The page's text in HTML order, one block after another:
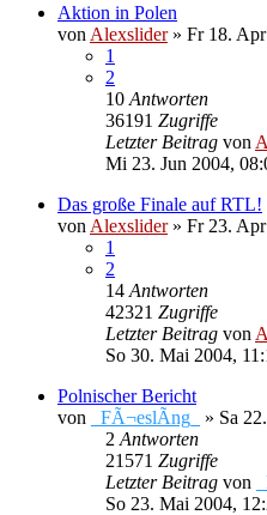
Aktion in Polen
von Alexslider» Fr 18.
1
2
10 Antworten
36191 Zugriffe
Letzter Beitrag von
Mi 23. Jun 2004,
Das große Finale auf RTL!
von Alexslider» Fr 23.
1
2
14 Antworten
42321 Zugriffe
Letzter Beitrag von
So 30. Mai 2004,
Polnischer Bericht
von
_FÃ¬eslÃ­ng_ » Sa
2 Antworten
21571 Zugriffe
Letzter Beitrag von
So 23. Mai 2004,